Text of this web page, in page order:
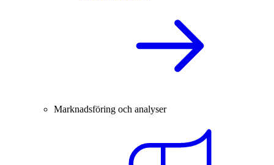
Marknadsföring och analyser